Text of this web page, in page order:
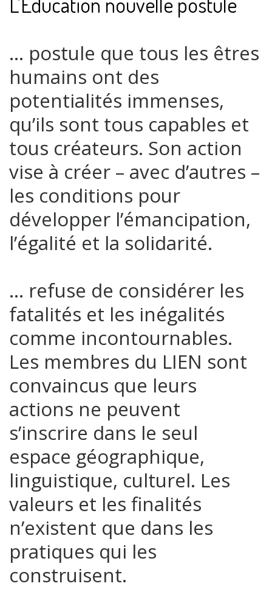
… postule que tous les êtres
humains ont des
potentialités immenses,
qu’ils sont tous capables et
tous créateurs. Son action
vise à créer – avec d’autres –
les conditions pour
développer l’émancipation,
l’égalité et la solidarité.
… refuse de considérer les
fatalités et les inégalités
comme incontournables.
Les membres du LIEN sont
convaincus que leurs
actions ne peuvent
s’inscrire dans le seul
espace géographique,
linguistique, culturel. Les
valeurs et les finalités
n’existent que dans les
pratiques qui les
construisent.